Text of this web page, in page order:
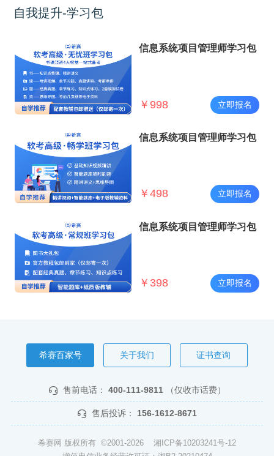
自我提升-学习包
信息系统项目管理师学习包
￥ 998 立即报名
信息系统项目管理师学习包
￥ 498 立即报名
信息系统项目管理师学习包
￥ 398 立即报名
希赛百家号 关于我们 证书查询
售前电话： 400-111-9811 （仅收市话费）
售后投诉： 156-1612-8671
希赛网 版权所有 ©2001-2026 湘ICP备10203241号-12